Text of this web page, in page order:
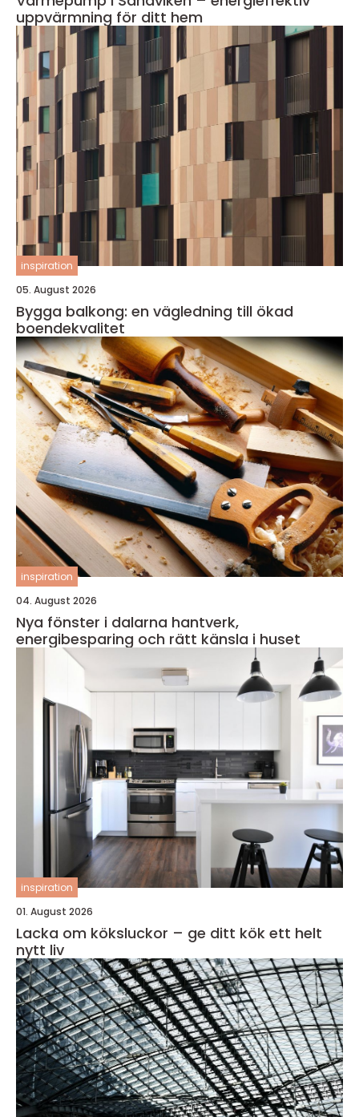
uppvärmning för ditt hem
inspiration
05. August 2026
Bygga balkong: en vägledning till ökad
boendekvalitet
inspiration
04. August 2026
Nya fönster i dalarna hantverk,
energibesparing och rätt känsla i huset
inspiration
01. August 2026
Lacka om köksluckor – ge ditt kök ett helt
nytt liv